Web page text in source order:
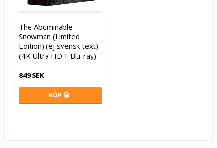
The Abominable
Snowman (Limited
Edition) (ej svensk text)
(4K Ultra HD + Blu-ray)
849 SEK
KÖP